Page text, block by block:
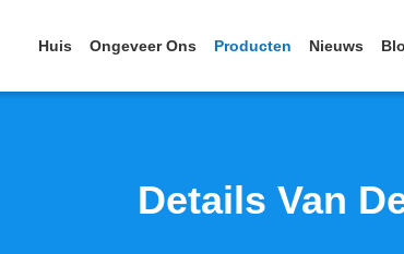
Huis Ongeveer Ons Producten Nieuws
Details Van